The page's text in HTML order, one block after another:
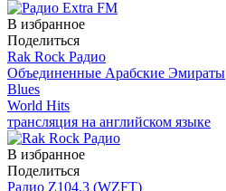
В избранное
Поделиться
Rak Rock Радио
Объединенные Арабские Эмираты
Blues
World Hits
трансляция на английском языке
В избранное
Поделиться
Радио Z104.3 (WZFT)